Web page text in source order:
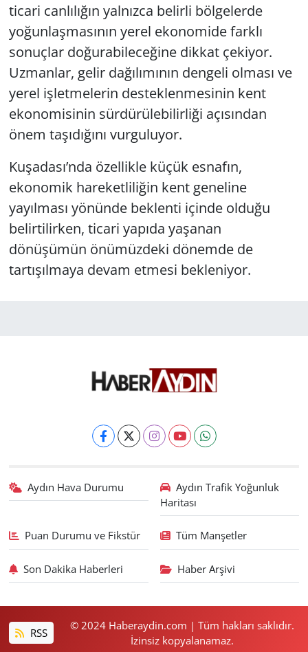
ticari canlılığın yalnızca belirli bölgelerde
yoğunlaşmasının yerel ekonomide farklı
sonuçlar doğurabileceğine dikkat çekiyor.
Uzmanlar, gelir dağılımının dengeli olması ve
yerel işletmelerin desteklenmesinin kent
ekonomisinin sürdürülebilirliği açısından
önem taşıdığını vurguluyor.
Kuşadası’nda özellikle küçük esnafın,
ekonomik hareketliliğin kent geneline
yayılması yönünde beklenti içinde olduğu
belirtilirken, ticari yapıda yaşanan
dönüşümün önümüzdeki dönemde de
tartışılmaya devam etmesi bekleniyor.
Aydın Hava Durumu
Aydın Trafik Yoğunluk
Haritası
Puan Durumu ve Fikstür Tüm Manşetler
Son Dakika Haberleri Haber Arşivi
RSS
© 2024 Haberaydin.com | Tüm hakları saklıdır.
İzinsiz kopyalanamaz.